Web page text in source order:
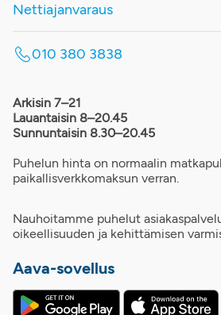
Nettiajanvaraus
010 380 3838
Arkisin 7–21
Lauantaisin 8–20.45
Sunnuntaisin 8.30–20.45
Puhelun hinta on normaalin
paikallisverkkomaksun verran.
Nauhoitamme puhelut
oikeellisuuden ja kehittämisen
Aava-sovellus